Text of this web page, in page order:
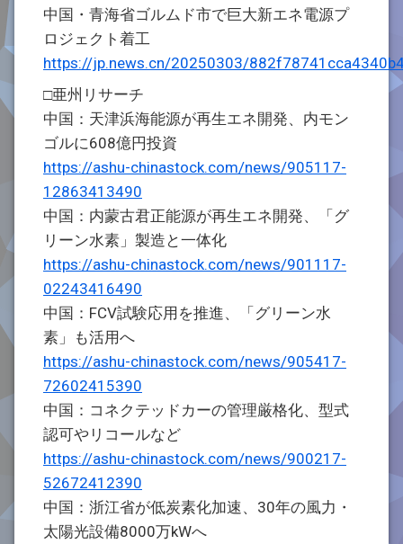
中国・青海省ゴルムド市で巨大新エネ電源プ
ロジェクト着工
https://jp.news.cn/20250303/
□亜州リサーチ
中国：天津浜海能源が再生エネ開発、内モン
ゴルに608億円投資
https://ashu-chinastock.com/news/905117-
12863413490
中国：内蒙古君正能源が再生エネ開発、「グ
リーン水素」製造と一体化
https://ashu-chinastock.com/news/901117-
02243416490
中国：FCV試験応用を推進、「グリーン水
素」も活用へ
https://ashu-chinastock.com/news/905417-
72602415390
中国：コネクテッドカーの管理厳格化、型式
認可やリコールなど
https://ashu-chinastock.com/news/900217-
52672412390
中国：浙江省が低炭素化加速、30年の風力・
太陽光設備8000万kWへ